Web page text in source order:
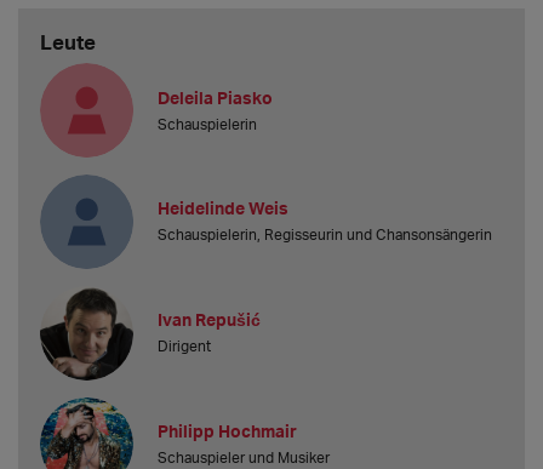
Leute
Deleila Piasko
Schauspielerin
Heidelinde Weis
Schauspielerin, Regisseurin und Chansonsängerin
Ivan Repušić
Dirigent
Philipp Hochmair
Schauspieler und Musiker